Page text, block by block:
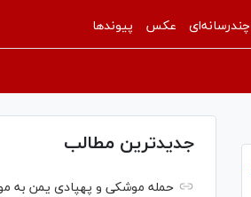
چندرسانه‌ای عکس پیوندها
جدیدترین مطالب
حمله موشکی و پهپادی یمن به